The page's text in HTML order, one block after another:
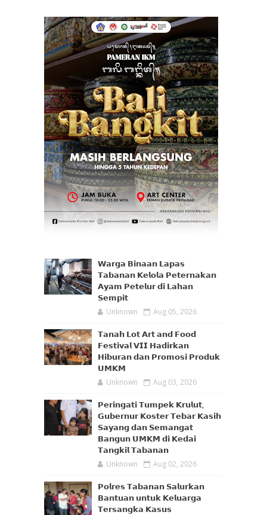
𝗪𝗮𝗿𝗴𝗮 𝗕𝗶𝗻𝗮𝗮𝗻 𝗟𝗮𝗽𝗮𝘀
𝗧𝗮𝗯𝗮𝗻𝗮𝗻 𝗞𝗲𝗹𝗼𝗹𝗮 𝗣𝗲𝘁𝗲𝗿𝗻𝗮𝗸𝗮𝗻
𝗔𝘆𝗮𝗺 𝗣𝗲𝘁𝗲𝗹𝘂𝗿 𝗱𝗶 𝗟𝗮𝗵𝗮𝗻
𝗦𝗲𝗺𝗽𝗶𝘁
Unknown Aug 05, 2026
𝗧𝗮𝗻𝗮𝗵 𝗟𝗼𝘁 𝗔𝗿𝘁 𝗮𝗻𝗱 𝗙𝗼𝗼𝗱
𝗙𝗲𝘀𝘁𝗶𝘃𝗮𝗹 𝗩𝗜𝗜 𝗛𝗮𝗱𝗶𝗿𝗸𝗮𝗻
𝗛𝗶𝗯𝘂𝗿𝗮𝗻 𝗱𝗮𝗻 𝗣𝗿𝗼𝗺𝗼𝘀𝗶 𝗣𝗿𝗼𝗱𝘂𝗸
𝗨𝗠𝗞𝗠
Unknown Aug 03, 2026
𝗣𝗲𝗿𝗶𝗻𝗴𝗮𝘁𝗶 𝗧𝘂𝗺𝗽𝗲𝗸 𝗞𝗿𝘂𝗹𝘂𝘁,
𝗚𝘂𝗯𝗲𝗿𝗻𝘂𝗿 𝗞𝗼𝘀𝘁𝗲𝗿 𝗧𝗲𝗯𝗮𝗿 𝗞𝗮𝘀𝗶𝗵
𝗦𝗮𝘆𝗮𝗻𝗴 𝗱𝗮𝗻 𝗦𝗲𝗺𝗮𝗻𝗴𝗮𝘁
𝗕𝗮𝗻𝗴𝘂𝗻 𝗨𝗠𝗞𝗠 𝗱𝗶 𝗞𝗲𝗱𝗮𝗶
𝗧𝗮𝗻𝗴𝗸𝗶𝗹 𝗧𝗮𝗯𝗮𝗻𝗮𝗻
Unknown Aug 02, 2026
𝗣𝗼𝗹𝗿𝗲𝘀 𝗧𝗮𝗯𝗮𝗻𝗮𝗻 𝗦𝗮𝗹𝘂𝗿𝗸𝗮𝗻
𝗕𝗮𝗻𝘁𝘂𝗮𝗻 𝘂𝗻𝘁𝘂𝗸 𝗞𝗲𝗹𝘂𝗮𝗿𝗴𝗮
𝗧𝗲𝗿𝘀𝗮𝗻𝗴𝗸𝗮 𝗞𝗮𝘀𝘂𝘀